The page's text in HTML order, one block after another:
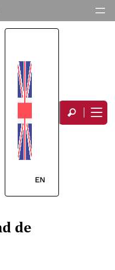
EN
de